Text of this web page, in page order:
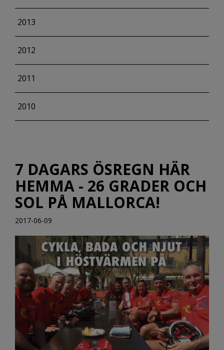
2013
2012
2011
2010
7 DAGARS ÖSREGN HÄR
HEMMA - 26 GRADER OCH
SOL PÅ MALLORCA!
2017-06-09